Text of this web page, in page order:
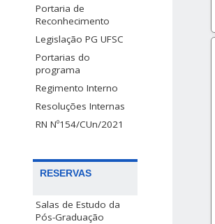
Portaria de
Reconhecimento
Legislação PG UFSC
Portarias do
programa
Regimento Interno
Resoluções Internas
RN Nº154/CUn/2021
RESERVAS
Salas de Estudo da
Pós-Graduação